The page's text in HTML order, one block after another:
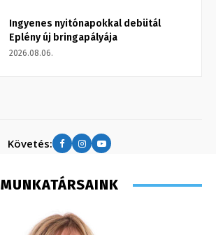
Ingyenes nyitónapokkal debütál
Eplény új bringapályája
2026.08.06.
Követés:
MUNKATÁRSAINK